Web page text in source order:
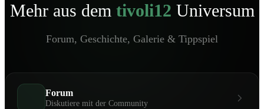
Mehr aus dem tivoli12 Universum
Forum, Geschichte, Galerie & Tippspiel
Forum
Diskutiere mit der Community